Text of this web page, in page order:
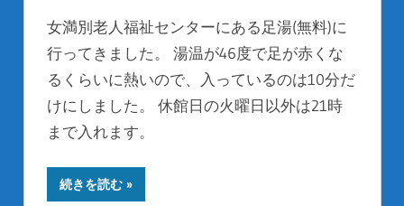
女満別老人福祉センターにある足湯(無料)に
行ってきました。 湯温が46度で足が赤くな
るくらいに熱いので、入っているのは10分だ
けにしました。 休館日の火曜日以外は21時
まで入れます。
続きを読む